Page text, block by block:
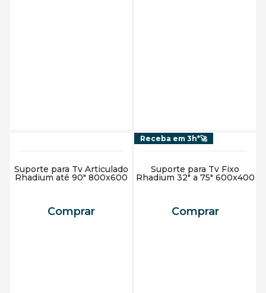
Suporte para Tv Articulado
Rhadium até 90" 800x600
Comprar
Receba em 3h*🚀
Suporte para Tv Fixo
Rhadium 32" a 75" 600x400
Comprar